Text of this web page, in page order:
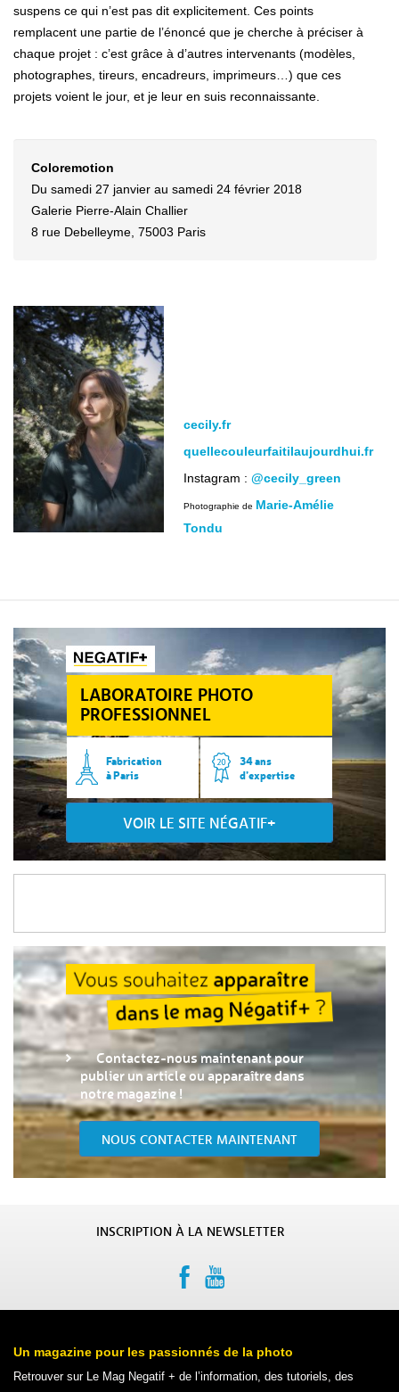
suspens ce qui n’est pas dit explicitement. Ces points
remplacent une partie de l’énoncé que je cherche à préciser à
chaque projet : c’est grâce à d’autres intervenants (modèles,
photographes, tireurs, encadreurs, imprimeurs…) que ces
projets voient le jour, et je leur en suis reconnaissante.
Coloremotion
Du samedi 27 janvier au samedi 24 février 2018
Galerie Pierre-Alain Challier
8 rue Debelleyme, 75003 Paris
cecily.fr
quellecouleurfaitilaujourdhui.fr
Instagram : @cecily_green
Photographie de Marie-Amélie
Tondu
LABORATOIRE PHOTO
PROFESSIONNEL
Fabrication
à Paris
34 ans
d’expertise
VOIR LE SITE NÉGATIF+
Contactez-nous maintenant pour
publier un article ou apparaître dans
notre magazine !
NOUS CONTACTER MAINTENANT
INSCRIPTION À LA NEWSLETTER
Un magazine pour les passionnés de la photo
Retrouver sur Le Mag Negatif + de l’information, des tutoriels, des